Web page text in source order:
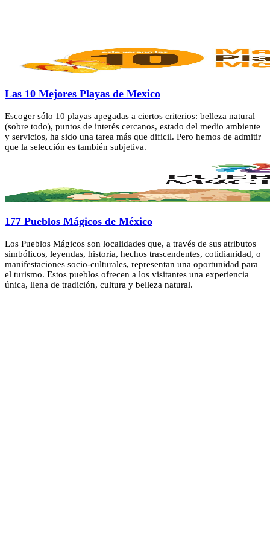
Las 10 Mejores Playas de Mexico
Escoger sólo 10 playas apegadas a ciertos criterios: belleza natural
(sobre todo), puntos de interés cercanos, estado del medio ambiente
y servicios, ha sido una tarea más que dificil. Pero hemos de admitir
que la selección es también subjetiva.
177 Pueblos Mágicos de México
Los Pueblos Mágicos son localidades que, a través de sus atributos
simbólicos, leyendas, historia, hechos trascendentes, cotidianidad, o
manifestaciones socio-culturales, representan una oportunidad para
el turismo. Estos pueblos ofrecen a los visitantes una experiencia
única, llena de tradición, cultura y belleza natural.